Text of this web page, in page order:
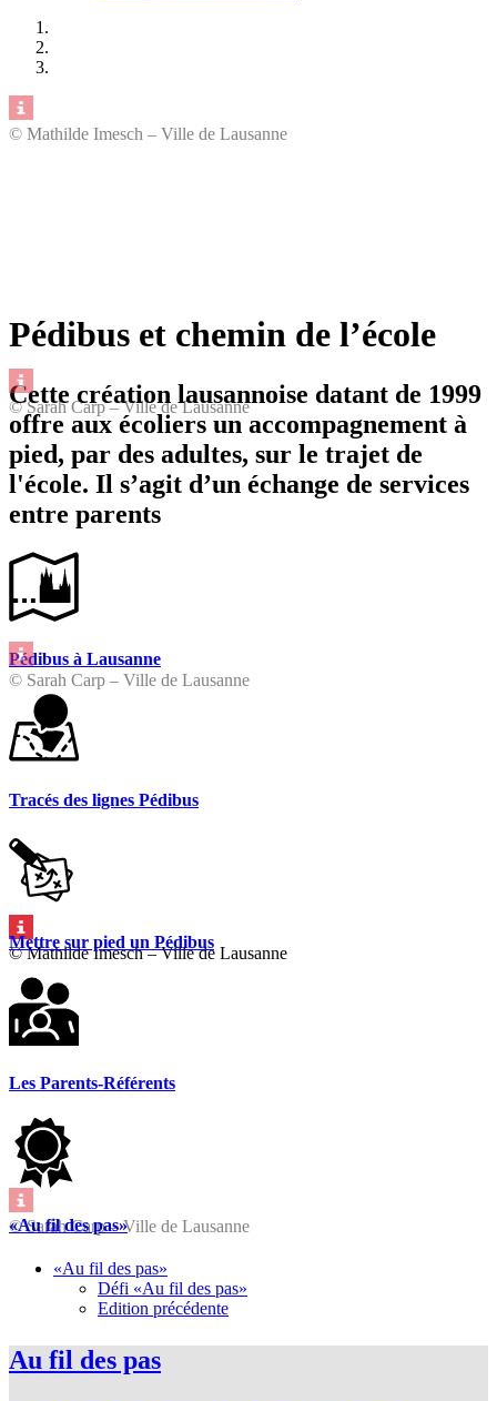
© Mathilde Imesch – Ville de Lausanne
© Sarah Carp – Ville de Lausanne
© Sarah Carp – Ville de Lausanne
© Mathilde Imesch – Ville de Lausanne
© Sarah Carp – Ville de Lausanne
Pédibus et chemin de l’école
Cette création lausannoise datant de 1999
offre aux écoliers un accompagnement à
pied, par des adultes, sur le trajet de
l'école. Il s’agit d’un échange de services
entre parents
Pédibus à Lausanne
Tracés des lignes Pédibus
Mettre sur pied un Pédibus
Les Parents-Référents
«Au fil des pas»
«Au fil des pas»
Défi «Au fil des pas»
Edition précédente
Au fil des pas